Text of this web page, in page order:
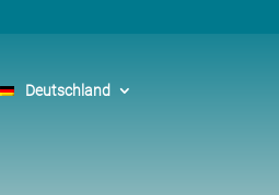
Deutschland